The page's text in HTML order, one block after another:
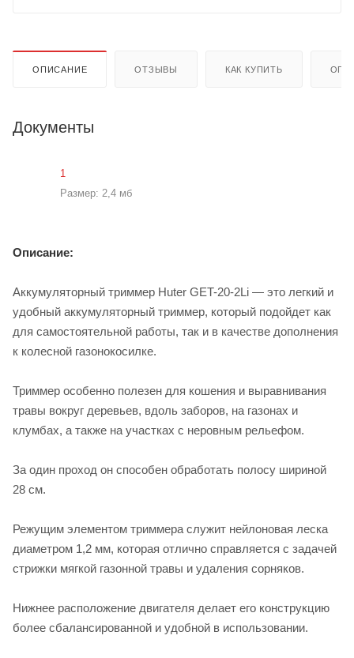
ОПИСАНИЕ ОТЗЫВЫ КАК КУПИТЬ
Документы
1
Размер: 2,4 мб
Описание:
Аккумуляторный триммер Huter GET-20-2Li — это легкий и
удобный аккумуляторный триммер, который подойдет как
для самостоятельной работы, так и в качестве дополнения
к колесной газонокосилке.
Триммер особенно полезен для кошения и выравнивания
травы вокруг деревьев, вдоль заборов, на газонах и
клумбах, а также на участках с неровным рельефом.
За один проход он способен обработать полосу шириной
28 см.
Режущим элементом триммера служит нейлоновая леска
диаметром 1,2 мм, которая отлично справляется с задачей
стрижки мягкой газонной травы и удаления сорняков.
Нижнее расположение двигателя делает его конструкцию
более сбалансированной и удобной в использовании.